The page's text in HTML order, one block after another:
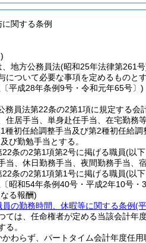
関する条例
、地方公務員法(昭和25年法律第261
について必要な事項を定めるものとす
平成28年条例9号・令和元年65号〕)
務員法第22条の2第1項に規定する会
住居手当、単身赴任手当、在宅勤務
種初任給調整手当及び第2種初任給調
び勤勉手当とする。
条の2第1項第2号に掲げる職員(以
当、休日勤務手当、夜間勤務手当、
条の2第1項第1号に掲げる職員(以
昭和54年条例40号・平成2年10号
る報酬)
員の勤務時間、休暇等に関する条例(
ては、任命権者が定める当該会計年
る。
わらず、パートタイム会計年度任